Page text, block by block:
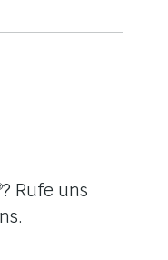
? Rufe uns